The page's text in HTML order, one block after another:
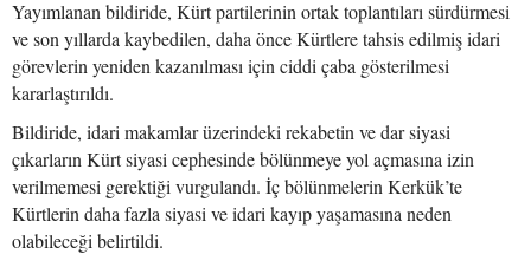
Yayımlanan bildiride, Kürt partilerinin ortak toplantıları sürdürmesi
ve son yıllarda kaybedilen, daha önce Kürtlere tahsis edilmiş idari
görevlerin yeniden kazanılması için ciddi çaba gösterilmesi
kararlaştırıldı.
Bildiride, idari makamlar üzerindeki rekabetin ve dar siyasi
çıkarların Kürt siyasi cephesinde bölünmeye yol açmasına izin
verilmemesi gerektiği vurgulandı. İç bölünmelerin Kerkük’te
Kürtlerin daha fazla siyasi ve idari kayıp yaşamasına neden
olabileceği belirtildi.